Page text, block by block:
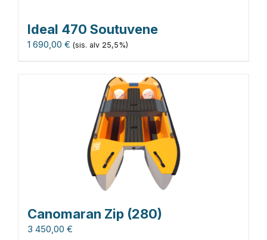
Ideal 470 Soutuvene
1 690,00 € (sis. alv 25,5%)
Canomaran Zip (280)
3 450,00 €